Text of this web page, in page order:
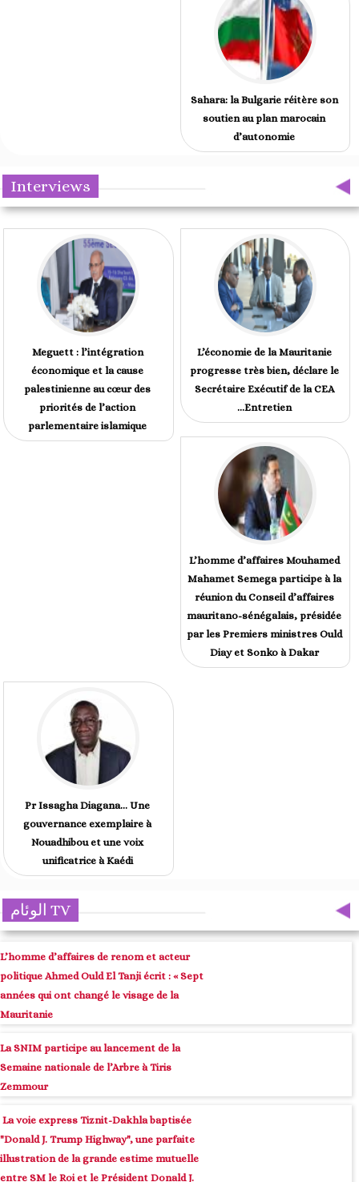
Sahara: la Bulgarie réitère son
soutien au plan marocain
d’autonomie
Interviews
Meguett : l’intégration
économique et la cause
palestinienne au cœur des
priorités de l’action
parlementaire islamique
L’économie de la Mauritanie
progresse très bien, déclare le
Secrétaire Exécutif de la CEA
...Entretien
L’homme d’affaires Mouhamed
Mahamet Semega participe à la
réunion du Conseil d’affaires
mauritano-sénégalais, présidée
par les Premiers ministres Ould
Diay et Sonko à Dakar
Pr Issagha Diagana… Une
gouvernance exemplaire à
Nouadhibou et une voix
unificatrice à Kaédi
الوئام TV
L’homme d’affaires de renom et acteur
politique Ahmed Ould El Tanji écrit : « Sept
années qui ont changé le visage de la
Mauritanie
La SNIM participe au lancement de la
Semaine nationale de l’Arbre à Tiris
Zemmour
La voie express Tiznit-Dakhla baptisée
"Donald J. Trump Highway", une parfaite
illustration de la grande estime mutuelle
entre SM le Roi et le Président Donald J.